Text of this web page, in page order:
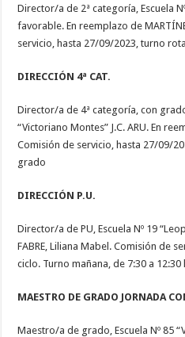
Director/a de 2ª categoría, Escuela
favorable. En reemplazo de
servicio, hasta 27/09/2023, turno
DIRECCIÓN 4ª CAT.
Director/a de 4ª categoría, con
“Victoriano Montes” J.C. ARU. En
Comisión de servicio, hasta 27/09/
grado
DIRECCIÓN P.U.
Director/a de PU, Escuela Nº 19
FABRE, Liliana Mabel. Comisión de
ciclo. Turno mañana, de 7:30 a 12:30
MAESTRO DE GRADO JORNADA
Maestro/a de grado, Escuela Nº 85